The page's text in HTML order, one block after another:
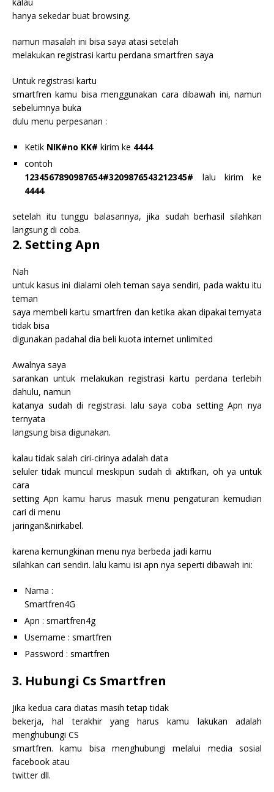
kalau
hanya sekedar buat browsing.
namun masalah ini bisa saya atasi setelah
melakukan registrasi kartu perdana smartfren saya
Untuk registrasi kartu
smartfren kamu bisa menggunakan cara dibawah ini, namun
sebelumnya buka
dulu menu perpesanan :
Ketik NIK#no KK# kirim ke 4444
contoh
1234567890987654#3209876543212345# lalu kirim ke
4444
setelah itu tunggu balasannya, jika sudah berhasil silahkan
langsung di coba.
2. Setting Apn
Nah
untuk kasus ini dialami oleh teman saya sendiri, pada waktu itu
teman
saya membeli kartu smartfren dan ketika akan dipakai ternyata
tidak bisa
digunakan padahal dia beli kuota internet unlimited
Awalnya saya
sarankan untuk melakukan registrasi kartu perdana terlebih
dahulu, namun
katanya sudah di registrasi. lalu saya coba setting Apn nya
ternyata
langsung bisa digunakan.
kalau tidak salah ciri-cirinya adalah data
seluler tidak muncul meskipun sudah di aktifkan, oh ya untuk
cara
setting Apn kamu harus masuk menu pengaturan kemudian
cari di menu
jaringan&nirkabel.
karena kemungkinan menu nya berbeda jadi kamu
silahkan cari sendiri. lalu kamu isi apn nya seperti dibawah ini:
Nama :
Smartfren4G
Apn : smartfren4g
Username : smartfren
Password : smartfren
3. Hubungi Cs Smartfren
Jika kedua cara diatas masih tetap tidak
bekerja, hal terakhir yang harus kamu lakukan adalah
menghubungi CS
smartfren. kamu bisa menghubungi melalui media sosial
facebook atau
twitter dll.